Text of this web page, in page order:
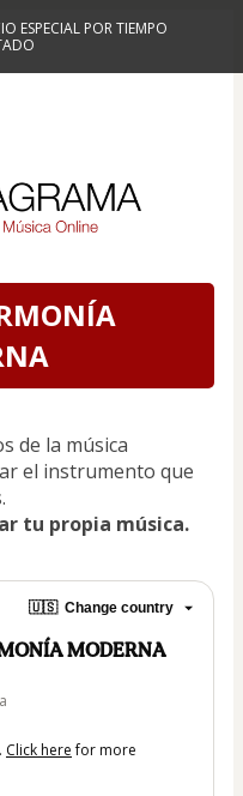
ESPECIAL POR TIEMPO
de la música
el instrumento que
tu propia música.
🇺🇸 Change country
MODERNA
Click herefor more